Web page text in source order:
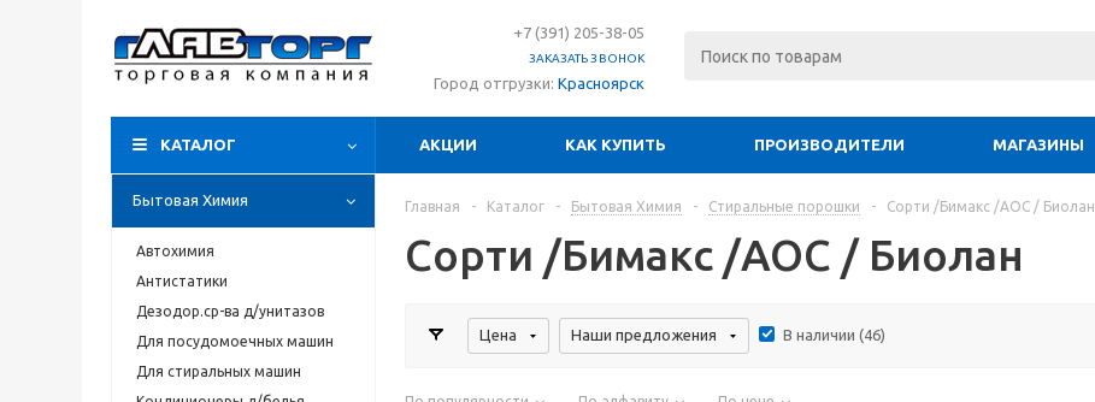
+7 (391) 205-38-05
ЗАКАЗАТЬ ЗВОНОК
Город отгрузки: Красноярск
КАТАЛОГ АКЦИИ КАК КУПИТЬ ПРОИЗВОДИТЕЛИ МАГАЗИНЫ
Бытовая Химия
Автохимия
Антистатики
Дезодор.ср-ва д/унитазов
Для посудомоечных машин
Для стиральных машин
Главная - Каталог - Бытовая Химия - Стиральные порошки - Сорти /Бимакс /АОС / Биолан
Сорти /Бимакс /АОС / Биолан
Цена Наши предложения В наличии (46)